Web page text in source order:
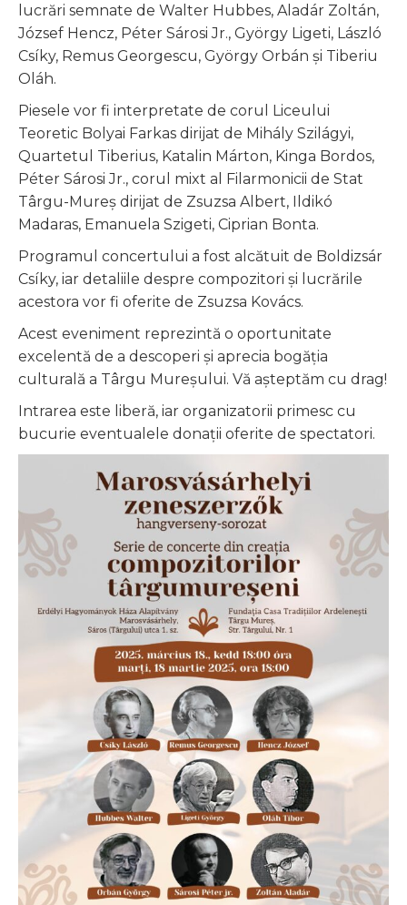
lucrări semnate de Walter Hubbes, Aladár Zoltán,
József Hencz, Péter Sárosi Jr., György Ligeti, László
Csíky, Remus Georgescu, György Orbán și Tiberiu
Oláh.
Piesele vor fi interpretate de corul Liceului
Teoretic Bolyai Farkas dirijat de Mihály Szilágyi,
Quartetul Tiberius, Katalin Márton, Kinga Bordos,
Péter Sárosi Jr., corul mixt al Filarmonicii de Stat
Târgu-Mureș dirijat de Zsuzsa Albert, Ildikó
Madaras, Emanuela Szigeti, Ciprian Bonta.
Programul concertului a fost alcătuit de Boldizsár
Csíky, iar detaliile despre compozitori și lucrările
acestora vor fi oferite de Zsuzsa Kovács.
Acest eveniment reprezintă o oportunitate
excelentă de a descoperi și aprecia bogăția
culturală a Târgu Mureșului. Vă așteptăm cu drag!
Intrarea este liberă, iar organizatorii primesc cu
bucurie eventualele donații oferite de spectatori.